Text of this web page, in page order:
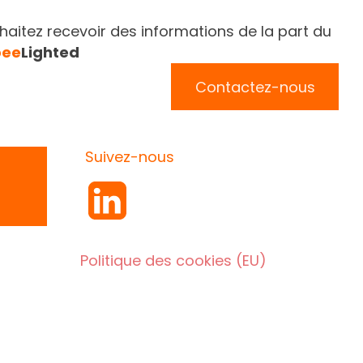
recevoir des informations de la part du
Lighted
Contactez-nous
Suivez-nous
Politique des cookies (EU)